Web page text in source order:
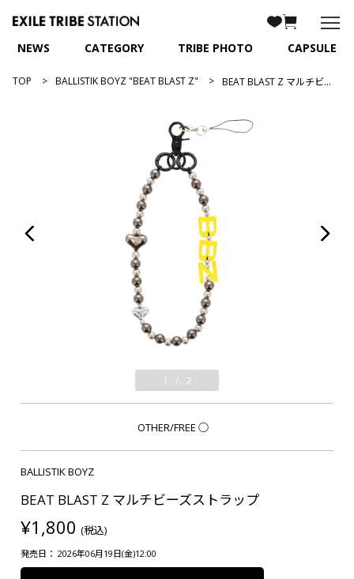
NEWS CATEGORY TRIBE PHOTO CAPSULE
TOP BALLISTIK BOYZ "BEAT BLAST Z" BEAT BLAST Z マルチビーズストラップ
1 / 2
OTHER/FREE ○
BALLISTIK BOYZ
BEAT BLAST Z マルチビーズストラップ
¥1,800 (税込)
発売日： 2026年06月19日(金)12:00